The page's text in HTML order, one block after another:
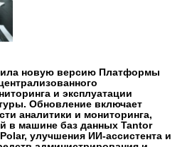
новую версию Платформы
и эксплуатации
Обновление включает
аналитики и мониторинга,
в машине баз данных Tantor
улучшения ИИ-ассистента и